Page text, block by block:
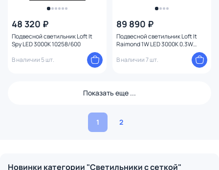
48 320 ₽
Подвесной светильник Loft It
Spy LED 3000К 10258/600
В наличии 5 шт.
89 890 ₽
Подвесной светильник Loft It
Raimond 1W LED 3000K 0.3W
В наличии 7 шт.
Показать еще ...
1 2
Новинки категории "Светильники c сеткой"